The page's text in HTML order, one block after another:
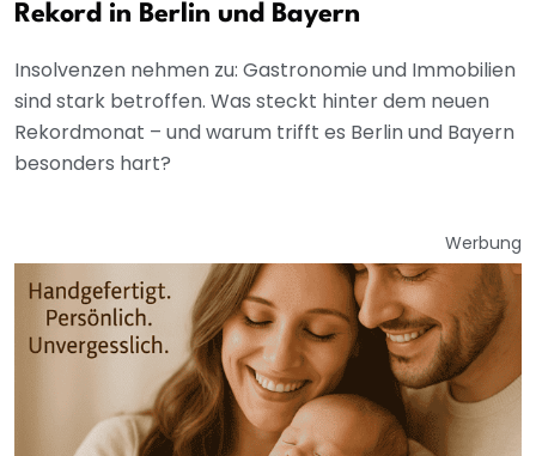
Rekord in Berlin und Bayern
Insolvenzen nehmen zu: Gastronomie und Immobilien
sind stark betroffen. Was steckt hinter dem neuen
Rekordmonat – und warum trifft es Berlin und Bayern
besonders hart?
Werbung